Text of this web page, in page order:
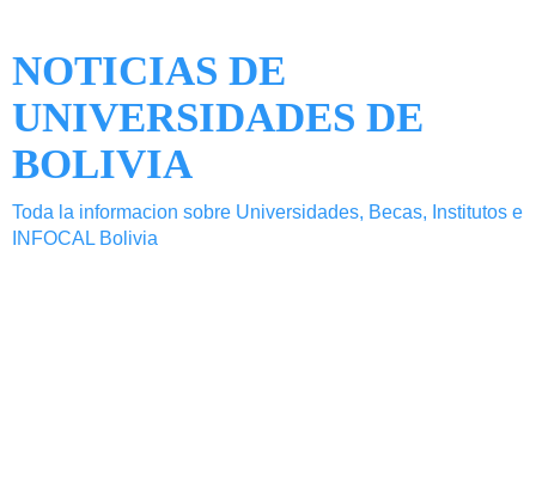
NOTICIAS DE
UNIVERSIDADES DE
BOLIVIA
Toda la informacion sobre Universidades, Becas, Institutos e
INFOCAL Bolivia